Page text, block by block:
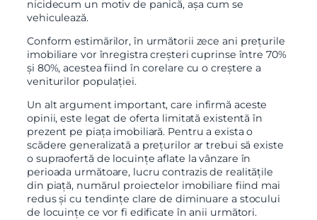
nicidecum un motiv de panică, așa cum se
vehiculează.
Conform estimărilor, în următorii zece ani prețurile
imobiliare vor înregistra creșteri cuprinse între 70%
și 80%, acestea fiind în corelare cu o creștere a
veniturilor populației.
Un alt argument important, care infirmă aceste
opinii, este legat de oferta limitată existentă în
prezent pe piața imobiliară. Pentru a exista o
scădere generalizată a prețurilor ar trebui să existe
o supraofertă de locuințe aflate la vânzare în
perioada următoare, lucru contrazis de realitățile
din piață, numărul proiectelor imobiliare fiind mai
redus și cu tendințe clare de diminuare a stocului
de locuințe ce vor fi edificate în anii următori.